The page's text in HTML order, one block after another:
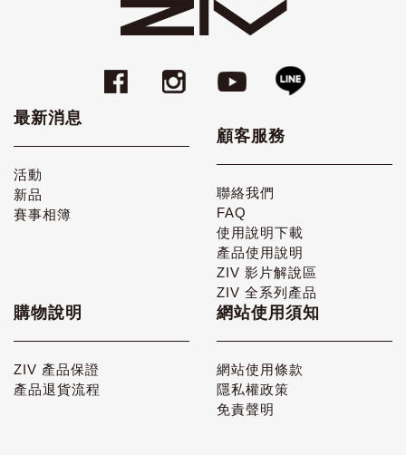
最新消息
活動
新品
賽事相簿
顧客服務
聯絡我們
FAQ
使用說明下載
產品使用說明
ZIV 影片解說區
ZIV 全系列產品
購物說明
ZIV 產品保證
產品退貨流程
網站使用須知
網站使用條款
隱私權政策
免責聲明